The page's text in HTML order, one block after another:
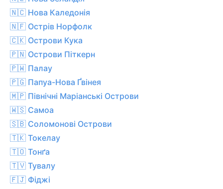
🇳🇨 Нова Каледонія
🇳🇫 Острів Норфолк
🇨🇰 Острови Кука
🇵🇳 Острови Піткерн
🇵🇼 Палау
🇵🇬 Папуа-Нова Ґвінея
🇲🇵 Північні Маріанські Острови
🇼🇸 Самоа
🇸🇧 Соломонові Острови
🇹🇰 Токелау
🇹🇴 Тонґа
🇹🇻 Тувалу
🇫🇯 Фіджі